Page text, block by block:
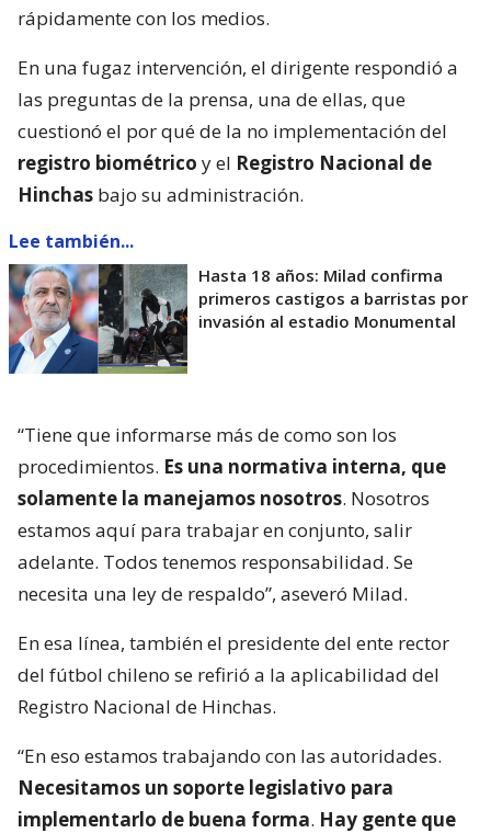
rápidamente con los medios.
En una fugaz intervención, el dirigente respondió a
las preguntas de la prensa, una de ellas, que
cuestionó el por qué de la no implementación del
registro biométrico y el Registro Nacional de
Hinchas bajo su administración.
Lee también...
Hasta 18 años: Milad confirma
primeros castigos a barristas por
invasión al estadio Monumental
“Tiene que informarse más de como son los
procedimientos. Es una normativa interna, que
solamente la manejamos nosotros. Nosotros
estamos aquí para trabajar en conjunto, salir
adelante. Todos tenemos responsabilidad. Se
necesita una ley de respaldo”, aseveró Milad.
En esa línea, también el presidente del ente rector
del fútbol chileno se refirió a la aplicabilidad del
Registro Nacional de Hinchas.
“En eso estamos trabajando con las autoridades.
Necesitamos un soporte legislativo para
implementarlo de buena forma. Hay gente que